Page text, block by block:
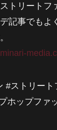
トリートフ
記事でもよ
#ストリー
ホップファ